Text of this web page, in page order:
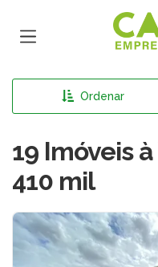
Ordenar
19 Imóveis
410 mil